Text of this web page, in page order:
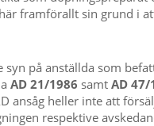
framförallt sin grund i
på anställda som
AD 21/1986 samt AD 47/
ansåg heller inte att
respektive